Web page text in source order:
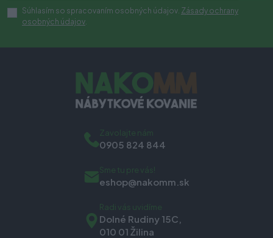
Súhlasím so spracovaním osobných údajov. Zásady ochrany
osobných údajov
Zavolajte nám
0905 824 844
Sme tu pre vás!
eshop@nakomm.sk
Radi vás uvidíme
Dolné Rudiny 15C,
010 01 Žilina